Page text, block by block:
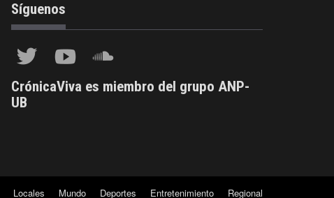
Síguenos
CrónicaViva es miembro del grupo ANP-
UB
Locales Mundo Deportes Entretenimiento Regional